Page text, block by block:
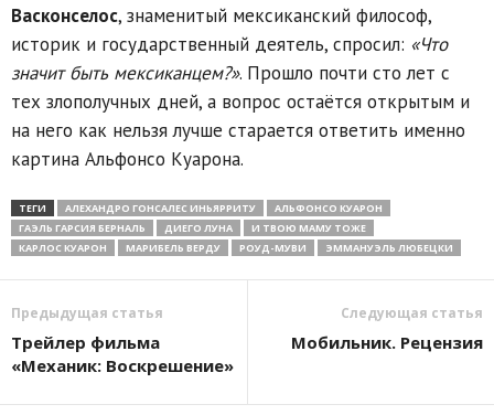
Васконселос, знаменитый мексиканский философ,
историк и государственный деятель, спросил: «Что
значит быть мексиканцем?». Прошло почти сто лет с
тех злополучных дней, а вопрос остаётся открытым и
на него как нельзя лучше старается ответить именно
картина Альфонсо Куарона.
ТЕГИ АЛЕХАНДРО ГОНСАЛЕС ИНЬЯРРИТУ
АЛЬФОНСО КУАРОН
ГАЭЛЬ ГАРСИЯ БЕРНАЛЬ
ДИЕГО ЛУНА
И ТВОЮ МАМУ ТОЖЕ
КАРЛОС КУАРОН
МАРИБЕЛЬ ВЕРДУ РОУД-МУВИ ЭММАНУЭЛЬ ЛЮБЕЦКИ
Предыдущая статья
Трейлер фильма
«Механик: Воскрешение»
Следующая статья
Мобильник. Рецензия